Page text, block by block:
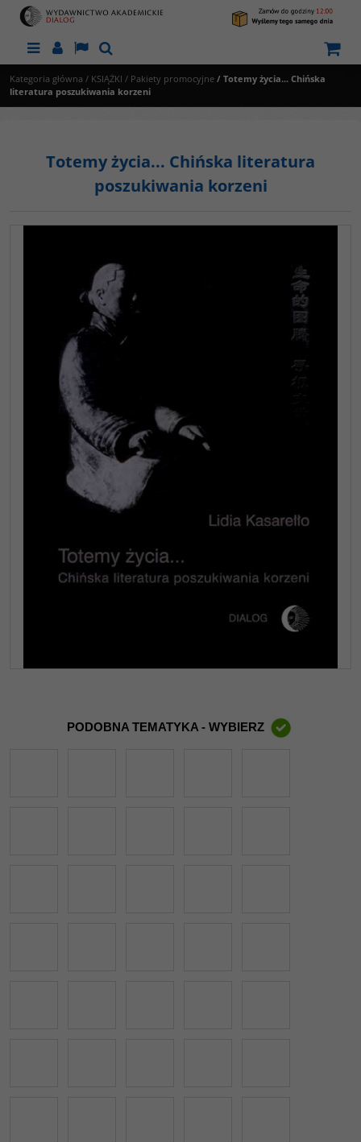
MenuPanelLangSzukaj
Kategoria główna / KSIĄŻKI / Pakiety promocyjne / Totemy życia... Chińska
literatura poszukiwania korzeni
Totemy życia... Chińska literatura
poszukiwania korzeni
PODOBNA TEMATYKA - WYBIERZ